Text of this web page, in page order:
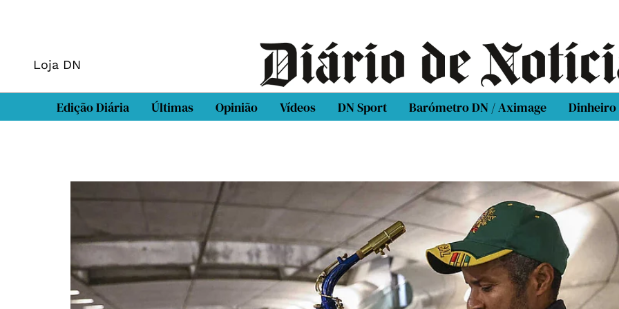
Loja DN
Edição Diária Últimas Opinião Vídeos DN Sport Barómetro DN / Aximage Dinheiro